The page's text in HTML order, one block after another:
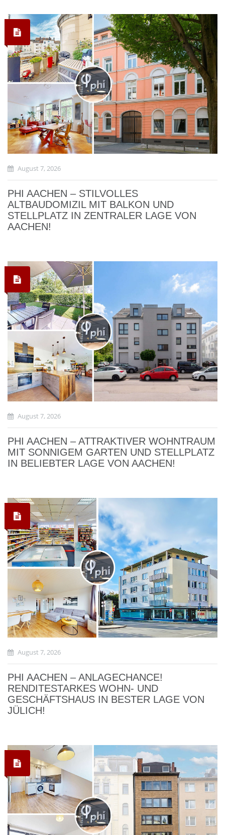
August 7, 2026
PHI AACHEN – STILVOLLES
ALTBAUDOMIZIL MIT BALKON UND
STELLPLATZ IN ZENTRALER LAGE VON
AACHEN!
August 7, 2026
PHI AACHEN – ATTRAKTIVER WOHNTRAUM
MIT SONNIGEM GARTEN UND STELLPLATZ
IN BELIEBTER LAGE VON AACHEN!
August 7, 2026
PHI AACHEN – ANLAGECHANCE!
RENDITESTARKES WOHN- UND
GESCHÄFTSHAUS IN BESTER LAGE VON
JÜLICH!